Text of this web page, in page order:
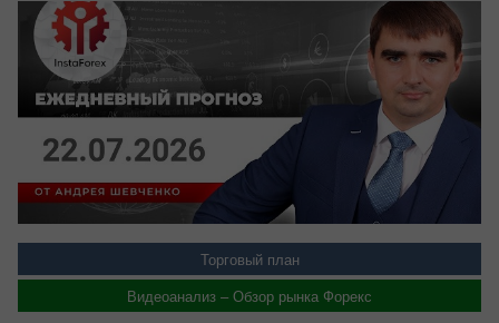
Торговый план
Видеоанализ – Обзор рынка Форекс